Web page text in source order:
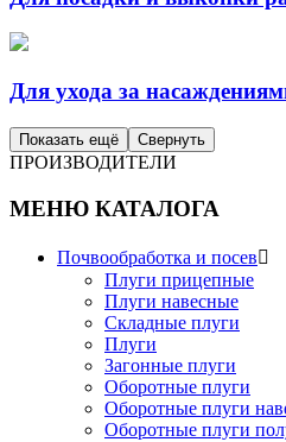
Для ухода за
Показать ещё Свернуть
ПРОИЗВОДИТЕЛИ
МЕНЮ КАТАЛОГА
Почвообработка и посев
Плуги прицепные
Плуги навесные
Складные плуги
Плуги
Загонные плуги
Оборотные плуги
Оборотные плуги
Оборотные плуги